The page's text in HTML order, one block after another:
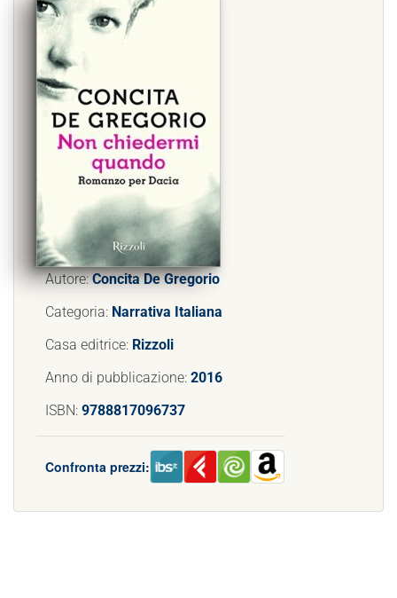
Autore:Concita De Gregorio
Categoria: Narrativa Italiana
Casa editrice: Rizzoli
Anno di pubblicazione: 2016
ISBN: 9788817096737
Confronta prezzi: